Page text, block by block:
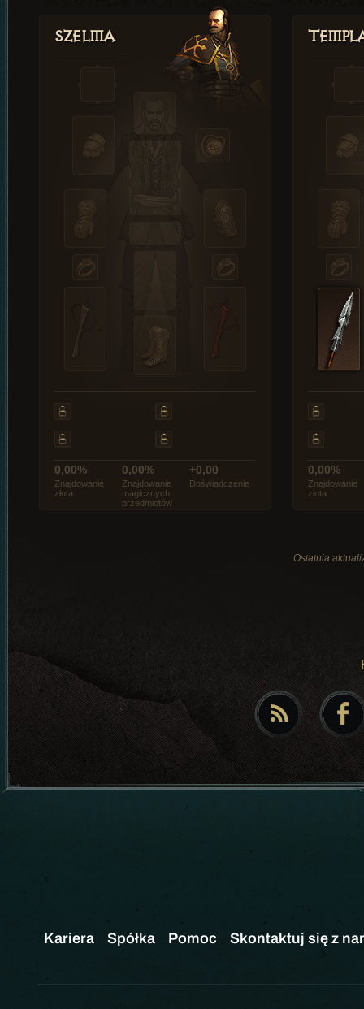
Szelma
0,00%
Znajdowanie
złota
0,00%
Znajdowanie
magicznych
przedmiotów
+0,00
Doświadczenie
0,00%
Znajdowanie
złota
Ostatnia